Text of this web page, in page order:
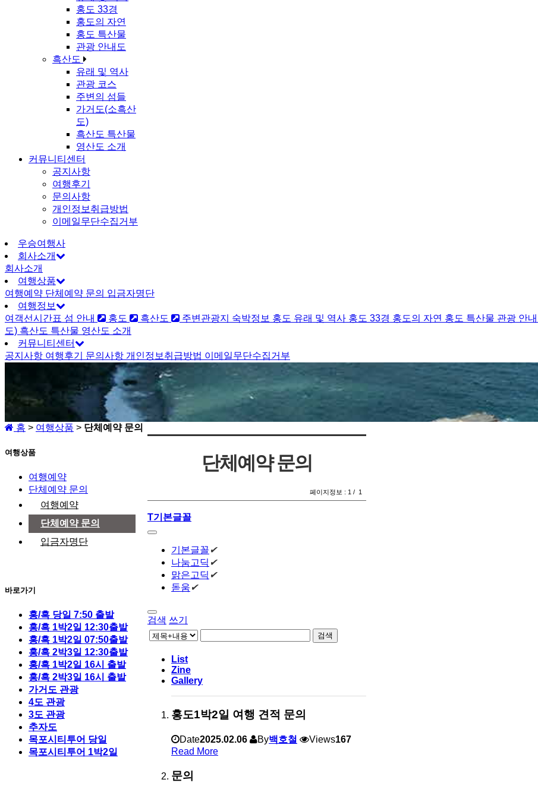
홍도 33경
홍도의 자연
홍도 특산물
관광 안내도
흑산도
유래 및 역사
관광 코스
주변의 섬들
가거도(소흑산
도)
흑산도 특산물
영산도 소개
커뮤니티센터
공지사항
여행후기
문의사항
개인정보취급방법
이메일무단수집거부
우승여행사
회사소개
회사소개
여행상품
여행예약 단체예약 문의 입금자명단
여행정보
여객선시간표 섬 안내 홍도 흑산도 주변관광지 숙박정보 홍도 유래 및 역사 홍도 33경 홍도의 자연 홍도 특산물 관광 안
도) 흑산도 특산물 영산도 소개
커뮤니티센터
공지사항 여행후기 문의사항 개인정보취급방법 이메일무단수집거부
홈 > 여행상품 > 단체예약 문의
여행상품
여행예약
단체예약 문의
여행예약
단체예약 문의
입금자명단
바로가기
홍/흑 당일 7:50 출발
홍/흑 1박2일 12:30출발
홍/흑 1박2일 07:50출발
홍/흑 2박3일 12:30출발
홍/흑 1박2일 16시 출발
홍/흑 2박3일 16시 출발
가거도 관광
4도 관광
3도 관광
추자도
목포시티투어 당일
목포시티투어 1박2일
단체예약 문의
페이지정보 : 1 / 1
T기본글꼴
기본글꼴 ✔
나눔고딕 ✔
맑은고딕 ✔
돋움 ✔
검색 쓰기
검색
List
Zine
Gallery
홍도1박2일 여행 견적 문의
Date2025.02.06 By백호철 Views167
Read More
문의